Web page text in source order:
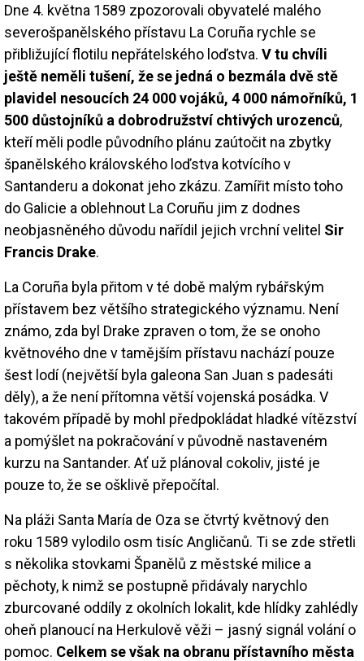
Dne 4. května 1589 zpozorovali obyvatelé malého
severošpanělského přístavu La Coruña rychle se
přibližující flotilu nepřátelského loďstva. V tu chvíli
ještě neměli tušení, že se jedná o bezmála dvě stě
plavidel nesoucích 24 000 vojáků, 4 000 námořníků, 1
500 důstojníků a dobrodružství chtivých urozenců,
kteří měli podle původního plánu zaútočit na zbytky
španělského královského loďstva kotvícího v
Santanderu a dokonat jeho zkázu. Zamířit místo toho
do Galicie a oblehnout La Coruñu jim z dodnes
neobjasněného důvodu nařídil jejich vrchní velitel Sir
Francis Drake.
La Coruña byla přitom v té době malým rybářským
přístavem bez většího strategického významu. Není
známo, zda byl Drake zpraven o tom, že se onoho
květnového dne v tamějším přístavu nachází pouze
šest lodí (největší byla galeona San Juan s padesáti
děly), a že není přítomna větší vojenská posádka. V
takovém případě by mohl předpokládat hladké vítězství
a pomýšlet na pokračování v původně nastaveném
kurzu na Santander. Ať už plánoval cokoliv, jisté je
pouze to, že se ošklivě přepočítal.
Na pláži Santa María de Oza se čtvrtý květnový den
roku 1589 vylodilo osm tisíc Angličanů. Ti se zde střetli
s několika stovkami Španělů z městské milice a
pěchoty, k nimž se postupně přidávaly narychlo
zburcované oddíly z okolních lokalit, kde hlídky zahlédly
oheň planoucí na Herkulově věži – jasný signál volání o
pomoc. Celkem se však na obranu přístavního města